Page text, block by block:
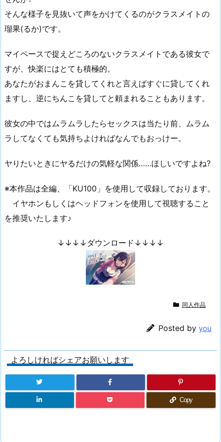
そんな様子を見抜いて声をかけてくるのがクラスメイトの
瑠果(るか)です。
マイペースで捉えどころのないクラスメイトである彼女で
すが、快楽にはとても積極的。
あなたがおまんこを貸してくれと言えばすぐに貸してくれ
ますし、逆にちんこを貸してと頼まれることもあります。
彼女の中ではムラムラしたらセックスは当たり前、ムラム
ラしてなくても気持ちよければなんでもおっけー。
ヤりたいときにヤるだけの気軽な関係……ほしいですよね?
※本作品は全編、「KU100」を使用して収録しております。
イヤホンもしくはヘッドフォンを使用して視聴すること
を推奨いたします♪
↓↓↓↓ダウンロード↓↓↓↓
同人作品
Posted by you
よろしければシェアお願いします
Copy